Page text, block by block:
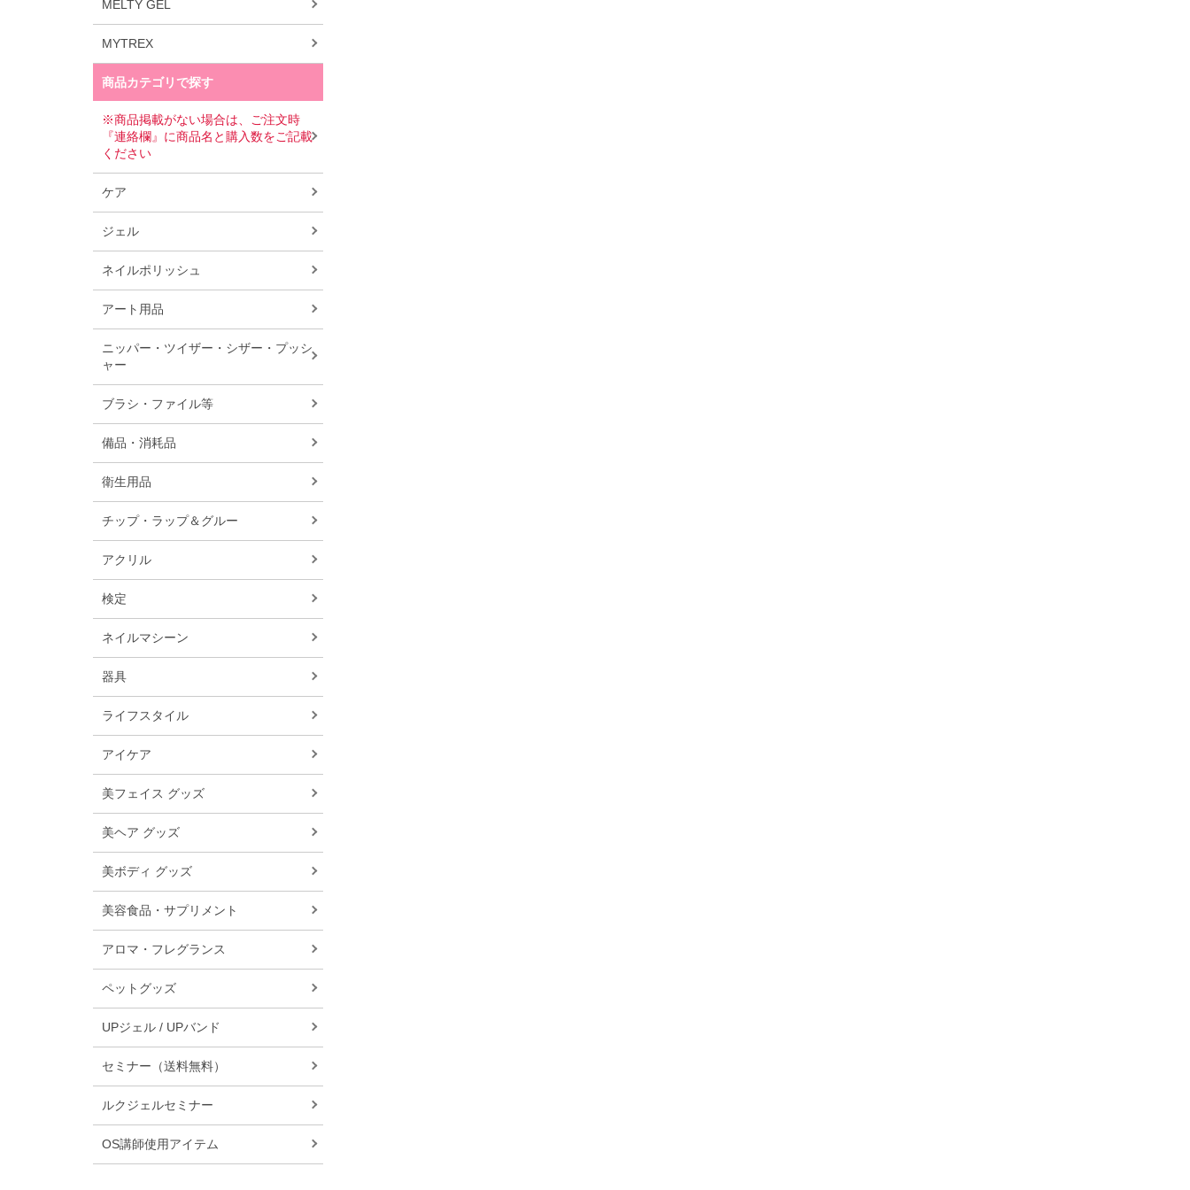
MELTY GEL
MYTREX
商品カテゴリで探す
※商品掲載がない場合は、ご注文時
『連絡欄』に商品名と購入数をご記載
ください
ケア
ジェル
ネイルポリッシュ
アート用品
ニッパー・ツイザー・シザー・プッシ
ャー
ブラシ・ファイル等
備品・消耗品
衛生用品
チップ・ラップ＆グルー
アクリル
検定
ネイルマシーン
器具
ライフスタイル
アイケア
美フェイス グッズ
美ヘア グッズ
美ボディ グッズ
美容食品・サプリメント
アロマ・フレグランス
ペットグッズ
UPジェル / UPバンド
セミナー（送料無料）
ルクジェルセミナー
OS講師使用アイテム